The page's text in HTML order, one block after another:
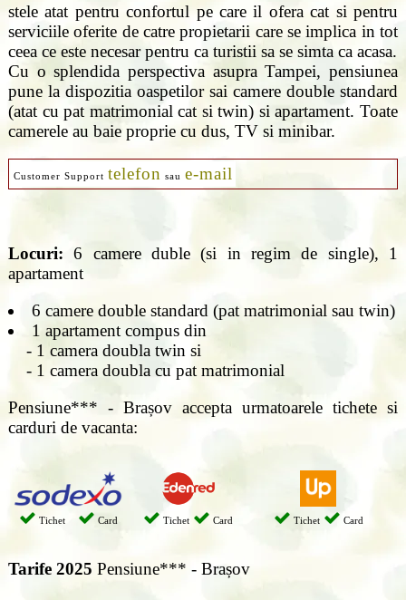
stele atat pentru confortul pe care il ofera cat si pentru
serviciile oferite de catre propietarii care se implica in tot
ceea ce este necesar pentru ca turistii sa se simta ca acasa.
Cu o splendida perspectiva asupra Tampei, pensiunea
pune la dispozitia oaspetilor sai camere double standard
(atat cu pat matrimonial cat si twin) si apartament. Toate
camerele au baie proprie cu dus, TV si minibar.
Customer Support telefon sau e-mail
Locuri: 6 camere duble (si in regim de single), 1
apartament
6 camere double standard (pat matrimonial sau twin)
1 apartament compus din
- 1 camera doubla twin si
- 1 camera doubla cu pat matrimonial
Pensiune*** - Brașov accepta urmatoarele tichete si
carduri de vacanta:
Tichet Card Tichet Card Tichet Card
Tarife 2025 Pensiune*** - Brașov